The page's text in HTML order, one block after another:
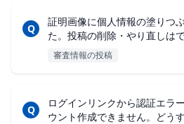
Q
証明画像に個人情報の塗りつ
た。投稿の削除・やり直しは
審査情報の投稿
Q
ログインリンクから認証エラ
ウント作成できません。どう